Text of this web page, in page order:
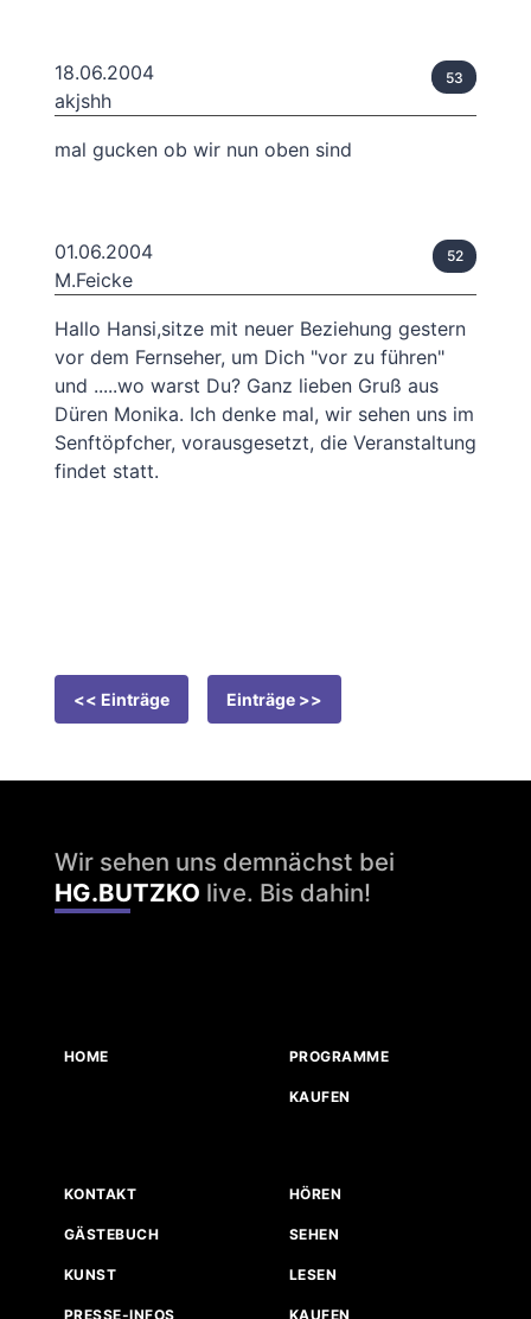
18.06.2004
akjshh
53
mal gucken ob wir nun oben sind
01.06.2004
M.Feicke
52
Hallo Hansi,sitze mit neuer Beziehung gestern
vor dem Fernseher, um Dich "vor zu führen"
und .....wo warst Du? Ganz lieben Gruß aus
Düren Monika. Ich denke mal, wir sehen uns im
Senftöpfcher, vorausgesetzt, die Veranstaltung
findet statt.
<< Einträge Einträge >>
Wir sehen uns demnächst bei
HG.BUTZKO live. Bis dahin!
HOME PROGRAMME
KAUFEN
KONTAKT
GÄSTEBUCH
KUNST
PRESSE-INFOS
HÖREN
SEHEN
LESEN
KAUFEN